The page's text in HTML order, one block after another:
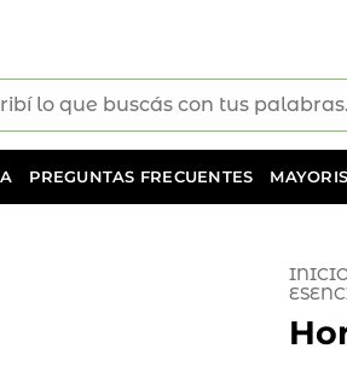
PREGUNTAS FRECUENTES